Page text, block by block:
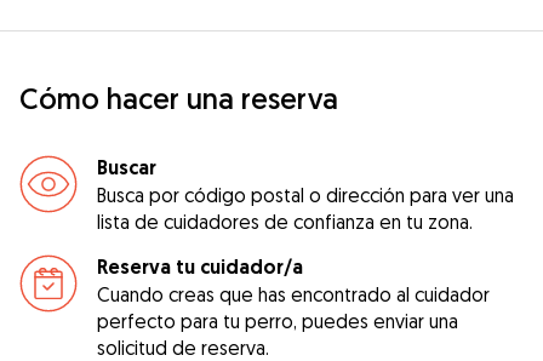
Cómo hacer una reserva
Buscar
Busca por código postal o dirección para ver una
lista de cuidadores de confianza en tu zona.
Reserva tu cuidador/a
Cuando creas que has encontrado al cuidador
perfecto para tu perro, puedes enviar una
solicitud de reserva.